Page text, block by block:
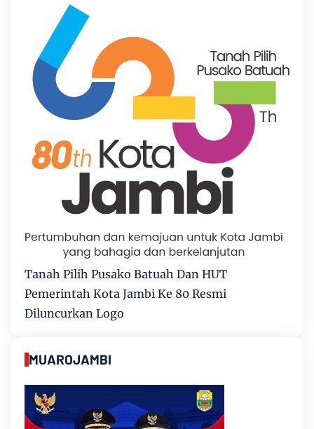
Tanah Pilih Pusako Batuah Dan HUT
Pemerintah Kota Jambi Ke 80 Resmi
Diluncurkan Logo
MUAROJAMBI